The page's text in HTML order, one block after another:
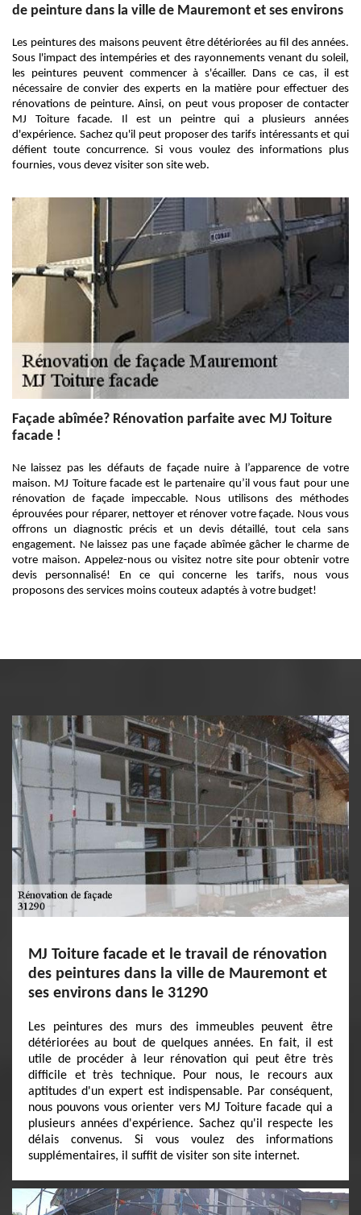
de peinture dans la ville de Mauremont et ses environs
Les peintures des maisons peuvent être détériorées au fil des années.
Sous l'impact des intempéries et des rayonnements venant du soleil,
les peintures peuvent commencer à s'écailler. Dans ce cas, il est
nécessaire de convier des experts en la matière pour effectuer des
rénovations de peinture. Ainsi, on peut vous proposer de contacter
MJ Toiture facade. Il est un peintre qui a plusieurs années
d'expérience. Sachez qu'il peut proposer des tarifs intéressants et qui
défient toute concurrence. Si vous voulez des informations plus
fournies, vous devez visiter son site web.
Façade abîmée? Rénovation parfaite avec MJ Toiture
facade !
Ne laissez pas les défauts de façade nuire à l’apparence de votre
maison. MJ Toiture facade est le partenaire qu’il vous faut pour une
rénovation de façade impeccable. Nous utilisons des méthodes
éprouvées pour réparer, nettoyer et rénover votre façade. Nous vous
offrons un diagnostic précis et un devis détaillé, tout cela sans
engagement. Ne laissez pas une façade abîmée gâcher le charme de
votre maison. Appelez-nous ou visitez notre site pour obtenir votre
devis personnalisé! En ce qui concerne les tarifs, nous vous
proposons des services moins couteux adaptés à votre budget!
MJ Toiture facade et le travail de rénovation
des peintures dans la ville de Mauremont et
ses environs dans le 31290
Les peintures des murs des immeubles peuvent être
détériorées au bout de quelques années. En fait, il est
utile de procéder à leur rénovation qui peut être très
difficile et très technique. Pour nous, le recours aux
aptitudes d'un expert est indispensable. Par conséquent,
nous pouvons vous orienter vers MJ Toiture facade qui a
plusieurs années d'expérience. Sachez qu'il respecte les
délais convenus. Si vous voulez des informations
supplémentaires, il suffit de visiter son site internet.